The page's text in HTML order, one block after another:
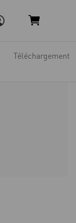
Téléchargement